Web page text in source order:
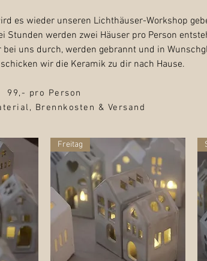
Freitag
es wieder unseren Lichthäuser-Workshop
Stunden werden zwei Häuser pro Person
uns durch, werden gebrannt und in
wir die Keramik zu dir nach Hause.
99,- pro Person
Brennkosten & Versand